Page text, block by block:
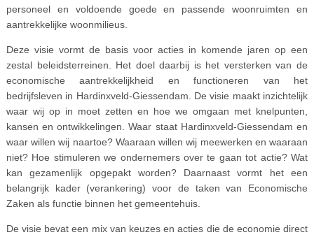
personeel en voldoende goede en passende woonruimten en
aantrekkelijke woonmilieus.
Deze visie vormt de basis voor acties in komende jaren op een
zestal beleidsterreinen. Het doel daarbij is het versterken van de
economische aantrekkelijkheid en functioneren van het
bedrijfsleven in Hardinxveld-Giessendam. De visie maakt inzichtelijk
waar wij op in moet zetten en hoe we omgaan met knelpunten,
kansen en ontwikkelingen. Waar staat Hardinxveld-Giessendam en
waar willen wij naartoe? Waaraan willen wij meewerken en waaraan
niet? Hoe stimuleren we ondernemers over te gaan tot actie? Wat
kan gezamenlijk opgepakt worden? Daarnaast vormt het een
belangrijk kader (verankering) voor de taken van Economische
Zaken als functie binnen het gemeentehuis.
De visie bevat een mix van keuzes en acties die de economie direct